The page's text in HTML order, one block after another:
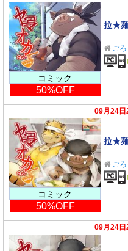
コミック
50%OFF
拉★麺
ご
09月24日
コミック
50%OFF
拉★麺
ご
09月24日